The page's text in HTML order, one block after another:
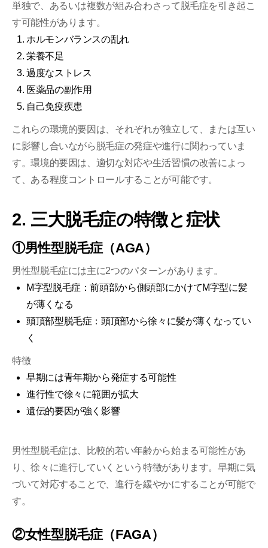
単独で、あるいは複数が組み合わさって脱毛症を引き起こ
す可能性があります。
ホルモンバランスの乱れ
栄養不足
過度なストレス
医薬品の副作用
自己免疫疾患
これらの環境的要因は、それぞれが独立して、または互い
に影響し合いながら脱毛症の発症や進行に関わっていま
す。環境的要因は、適切な対応や生活習慣の改善によっ
て、ある程度コントロールすることが可能です。
2. 三大脱毛症の特徴と症状
①男性型脱毛症（AGA）
男性型脱毛症には主に2つのパターンがあります。
M字型脱毛症：前頭部から側頭部にかけてM字型に髪
が薄くなる
頭頂部型脱毛症：頭頂部から徐々に髪が薄くなってい
く
特徴
早期には青年期から発症する可能性
進行性で徐々に範囲が拡大
遺伝的要因が強く影響
男性型脱毛症は、比較的若い年齢から始まる可能性があ
り、徐々に進行していくという特徴があります。早期に気
づいて対応することで、進行を緩やかにすることが可能で
す。
②女性型脱毛症（FAGA）